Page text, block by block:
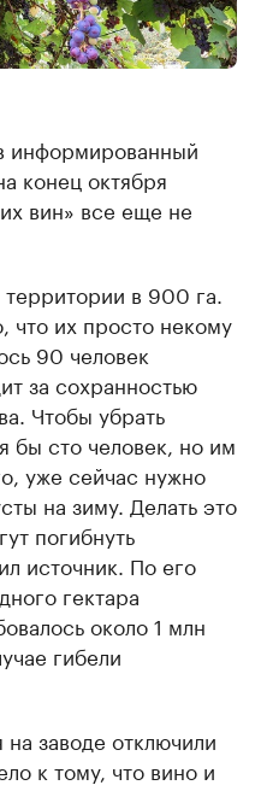
информированный
конец октября
вин» все еще не
в 900 га.
что их просто некому
90 человек
за сохранностью
Чтобы убрать
бы сто человек, но им
уже сейчас нужно
на зиму. Делать это
погибнуть
источник. По его
гектара
около 1 млн
гибели
заводе отключили
к тому, что вино и